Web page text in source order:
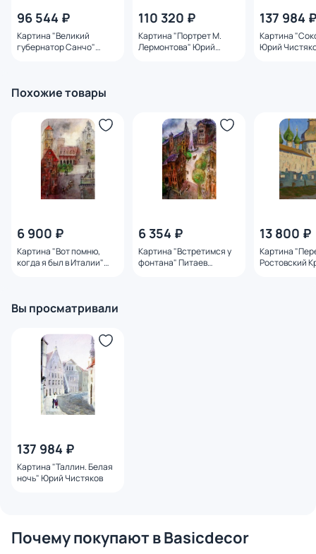
96 544 ₽
Картина "Великий
губернатор Санчо"
110 320 ₽
Картина "Портрет М.
Лермонтова" Юрий
137 984 ₽
Картина
Юрий
Похожие товары
6 900 ₽
Картина "Вот помню,
когда я был в Италии"
6 354 ₽
Картина "Встретимся у
фонтана" Питаев
13 800 ₽
Картина
Ростовский
Вы просматривали
137 984 ₽
Картина "Таллин. Белая
ночь" Юрий Чистяков
Почему покупают в Basicdecor